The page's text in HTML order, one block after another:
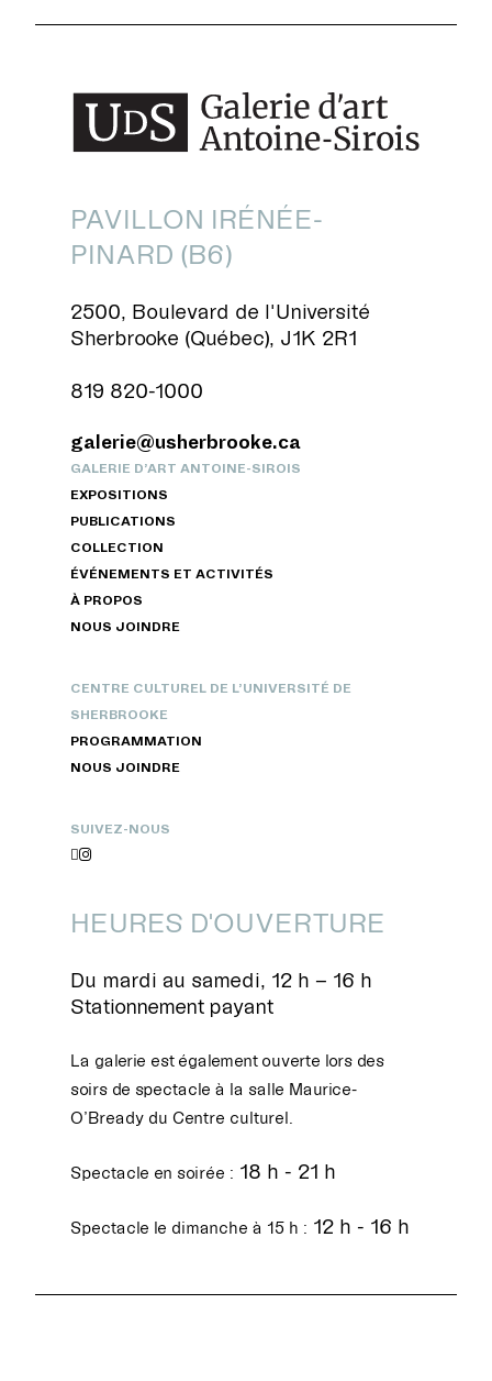
PAVILLON IRÉNÉE-
PINARD (B6)
2500, Boulevard de l'Université
Sherbrooke (Québec), J1K 2R1
819 820-1000
galerie@usherbrooke.ca
GALERIE D’ART ANTOINE-SIROIS
EXPOSITIONS
PUBLICATIONS
COLLECTION
ÉVÉNEMENTS ET ACTIVITÉS
À PROPOS
NOUS JOINDRE
CENTRE CULTUREL DE L’UNIVERSITÉ DE
SHERBROOKE
PROGRAMMATION
NOUS JOINDRE
SUIVEZ-NOUS

HEURES D'OUVERTURE
Du mardi au samedi, 12 h – 16 h
Stationnement payant
La galerie est également ouverte lors des
soirs de spectacle à la salle Maurice-
O’Bready du Centre culturel.
Spectacle en soirée : 18 h - 21 h
Spectacle le dimanche à 15 h : 12 h - 16 h